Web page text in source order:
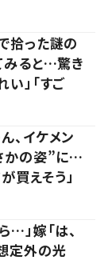
拾った謎の
みると…驚き
」「すご
、イケメン
かの姿”に…
買えそう」
」嫁「は、
定外の光